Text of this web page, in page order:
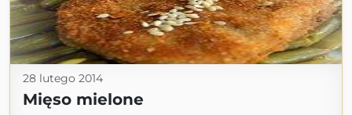
28 lutego 2014
Mięso mielone